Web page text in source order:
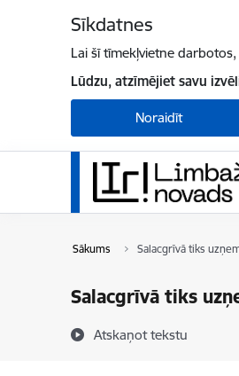
Sīkdatnes
Lai šī tīmekļvietne
Lūdzu, atzīmējiet savu
Noraidīt
Sākums Salacgrīvā tiks
Salacgrīvā tiks
Atskaņot tekstu